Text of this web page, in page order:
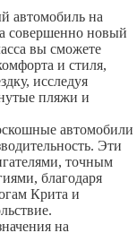
автомобиль на
совершенно новый
вы сможете
и стиля,
исследуя
пляжи и
автомобили
Эти
точным
благодаря
Крита и
на